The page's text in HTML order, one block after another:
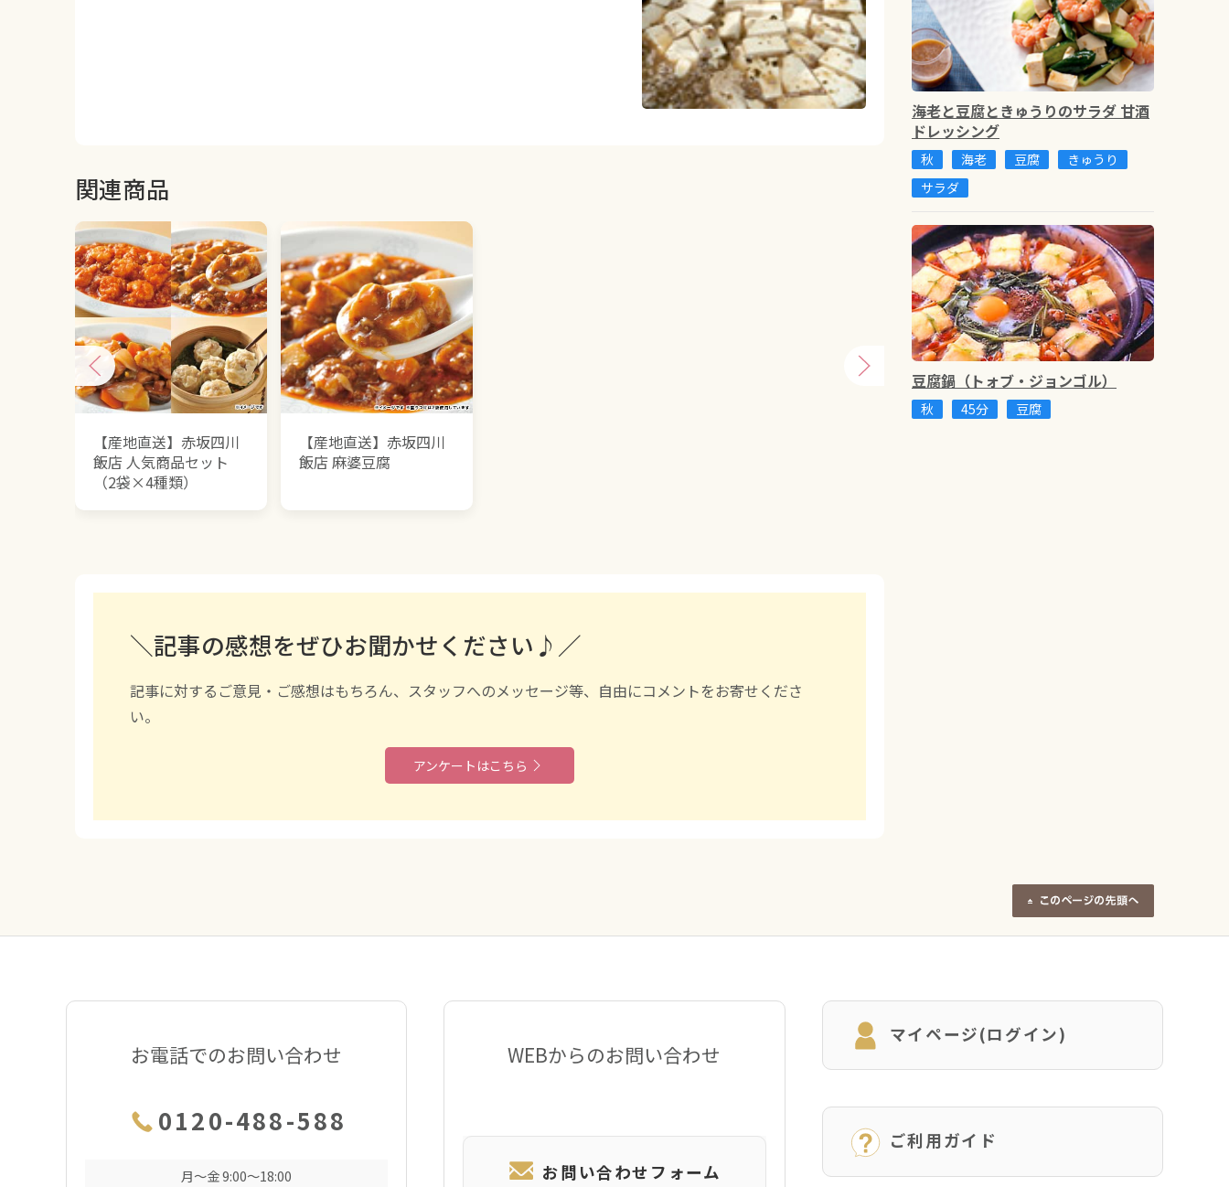
関連商品
【産地直送】赤坂四川
飯店 人気商品セット
（2袋×4種類）
【産地直送】赤坂四川
飯店 麻婆豆腐
＼記事の感想をぜひお聞かせください♪／
記事に対するご意見・ご感想はもちろん、スタッフへのメッセージ等、自由にコメントをお寄せくださ
い。
アンケートはこちら
海老と豆腐ときゅうりのサラダ 甘酒
ドレッシング
秋 海老 豆腐
きゅうり
サラダ
豆腐鍋（トォブ・ジョンゴル）
秋 45分 豆腐
お電話でのお問い合わせ
0120-488-588
月〜金 9:00〜18:00
WEBからのお問い合わせ
お問い合わせフォーム
マイページ(ログイン)
ご利用ガイド